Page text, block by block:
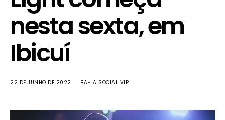
nesta sexta, em
Ibicuí
22 DE JUNHO DE 2022 BAHIA SOCIAL VIP